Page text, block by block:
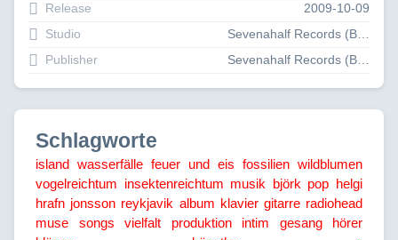
Release
2009-10-09
Studio
Sevenahalf Records (Broken Silence)
Publisher
Sevenahalf Records (Broken Silence)
Schlagworte
island wasserfälle feuer und eis fossilien wildblumen
vogelreichtum insektenreichtum musik björk pop helgi
hrafn jonsson reykjavik album klavier gitarre radiohead
muse
songs vielfalt produktion intim gesang
hörer